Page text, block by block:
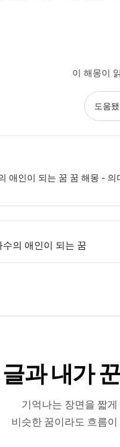
이 해몽이
도움
애인이 되는 꿈 꿈 해몽 - 의
의 애인이 되는 꿈
과 내가
기억나는 장면을 짧
비슷한 꿈이라도 흐름